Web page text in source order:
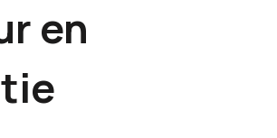
en